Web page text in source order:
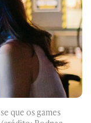
que os games